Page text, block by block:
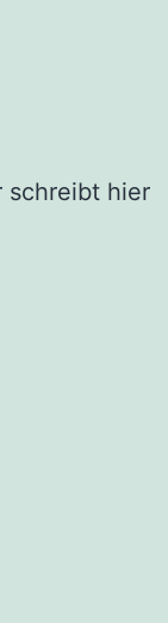
schreibt hier